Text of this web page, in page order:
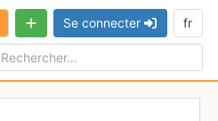
Se connecter fr